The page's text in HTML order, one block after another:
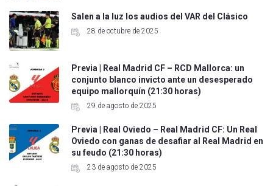
Salen a la luz los audios del VAR del Clásico
28 de octubre de 2025
Previa | Real Madrid CF – RCD Mallorca: un
conjunto blanco invicto ante un desesperado
equipo mallorquín (21:30 horas)
29 de agosto de 2025
Previa | Real Oviedo – Real Madrid CF: Un Real
Oviedo con ganas de desafiar al Real Madrid en
su feudo (21:30 horas)
23 de agosto de 2025